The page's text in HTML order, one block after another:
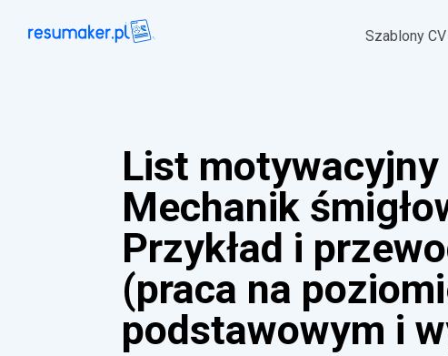
Szablony CV
List motywacyjny
Mechanik
Przykład i
(praca na
podstawowym i